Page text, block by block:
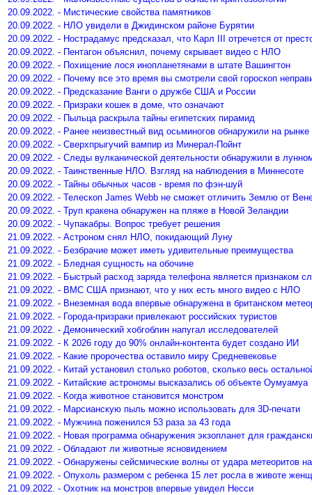
20.09.2022. - Мистические свойства памятников
20.09.2022. - НЛО увидели в Джидинском районе Бурятии
20.09.2022. - Нострадамус предсказал, что Карл III отречется от
20.09.2022. - Пентагон объяснил, почему скрывает видео с НЛО
20.09.2022. - Похищение лося инопланетянами в штате Вашингтон
20.09.2022. - Почему все это время вы смотрели свой гороскоп
20.09.2022. - Предсказание Ванги о дружбе США и России
20.09.2022. - Призраки кошек в доме, что означают
20.09.2022. - Пыльца раскрыла тайны египетских пирамид
20.09.2022. - Ранее неизвестный вид осьминогов обнаружили на рынке
20.09.2022. - Сверхпрыгучий вампир из Минерал-Пойнт
20.09.2022. - Следы вулканической деятельности обнаружили в
20.09.2022. - Таинственные НЛО. Взгляд на наблюдения в Миннесоте
20.09.2022. - Тайны обычных часов - время по фэн-шуй
20.09.2022. - Телескоп James Webb не сможет отличить Землю от
20.09.2022. - Труп кракена обнаружен на пляже в Новой Зеландии
20.09.2022. - Чупакабры. Вопрос требует решения
21.09.2022. - Астроном снял НЛО, покидающий Луну
21.09.2022. - Безбрачие может иметь удивительные преимущества
21.09.2022. - Бледная сущность на обочине
21.09.2022. - Быстрый расход заряда телефона является признаком
21.09.2022. - ВМС США признают, что у них есть много видео с НЛО
21.09.2022. - Внеземная вода впервые обнаружена в британском
21.09.2022. - Города-призраки привлекают российских туристов
21.09.2022. - Демонический хобгоблин напугал исследователей
21.09.2022. - К 2026 году до 90% онлайн-контента будет создано ИИ
21.09.2022. - Какие пророчества оставило миру Средневековье
21.09.2022. - Китай установил столько роботов, сколько весь
21.09.2022. - Китайские астрономы высказались об объекте Оумуамуа
21.09.2022. - Когда животное становится монстром
21.09.2022. - Марсианскую пыль можно использовать для 3D-печати
21.09.2022. - Мужчина поженился 53 раза за 43 года
21.09.2022. - Новая программа обнаружения экзопланет для
21.09.2022. - Обладают ли животные ясновидением
21.09.2022. - Обнаружены сейсмические волны от удара метеоритов
21.09.2022. - Опухоль размером с ребенка 15 лет росла в животе
21.09.2022. - Охотник на монстров впервые увидел Несси